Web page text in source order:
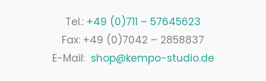
Tel.: +49 (0)711 – 57645623
Fax: +49 (0)7042 – 2858837
E-Mail: shop@kempo-studio.de